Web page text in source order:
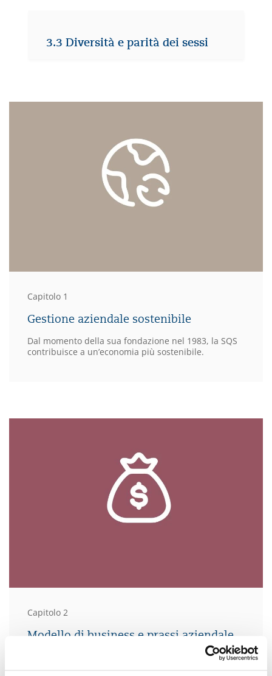
3.3 Diversità e parità dei sessi
Capitolo 1
Gestione aziendale sostenibile
Dal momento della sua fondazione nel 1983, la SQS
contribuisce a un’economia più sostenibile.
Capitolo 2
Modello di business e prassi aziendale
SQS si posiziona come fornitore premium di
valutazioni di conformità.